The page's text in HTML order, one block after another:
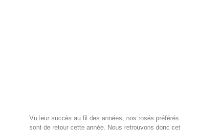
Vu leur succès au fil des années, nos rosés préférés
sont de retour cette année. Nous retrouvons donc cet